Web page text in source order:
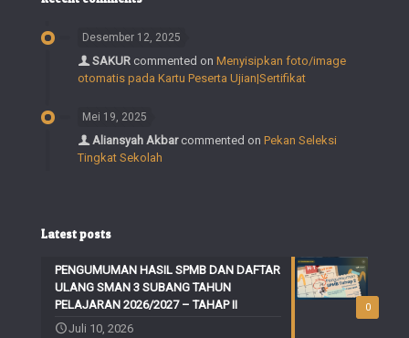
Desember 12, 2025
SAKUR commented on Menyisipkan foto/image
otomatis pada Kartu Peserta Ujian|Sertifikat
Mei 19, 2025
Aliansyah Akbarcommented on Pekan Seleksi
Tingkat Sekolah
Latest posts
0
PENGUMUMAN HASIL SPMB DAN DAFTAR
ULANG SMAN 3 SUBANG TAHUN
PELAJARAN 2026/2027 – TAHAP II
Juli 10, 2026